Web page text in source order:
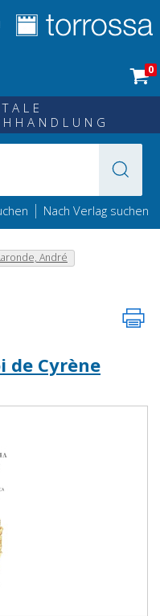
0
| Nach Verlag suchen
André
de Cyrène